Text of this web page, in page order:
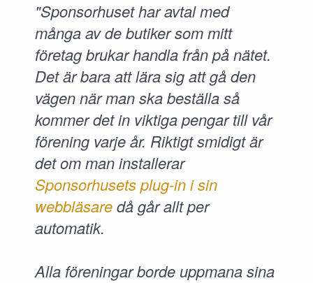
"Sponsorhuset har avtal med
många av de butiker som mitt
företag brukar handla från på nätet.
Det är bara att lära sig att gå den
vägen när man ska beställa så
kommer det in viktiga pengar till vår
förening varje år. Riktigt smidigt är
det om man installerar
Sponsorhusets plug-in i sin
webbläsaredå går allt per
automatik.
Alla föreningar borde uppmana sina